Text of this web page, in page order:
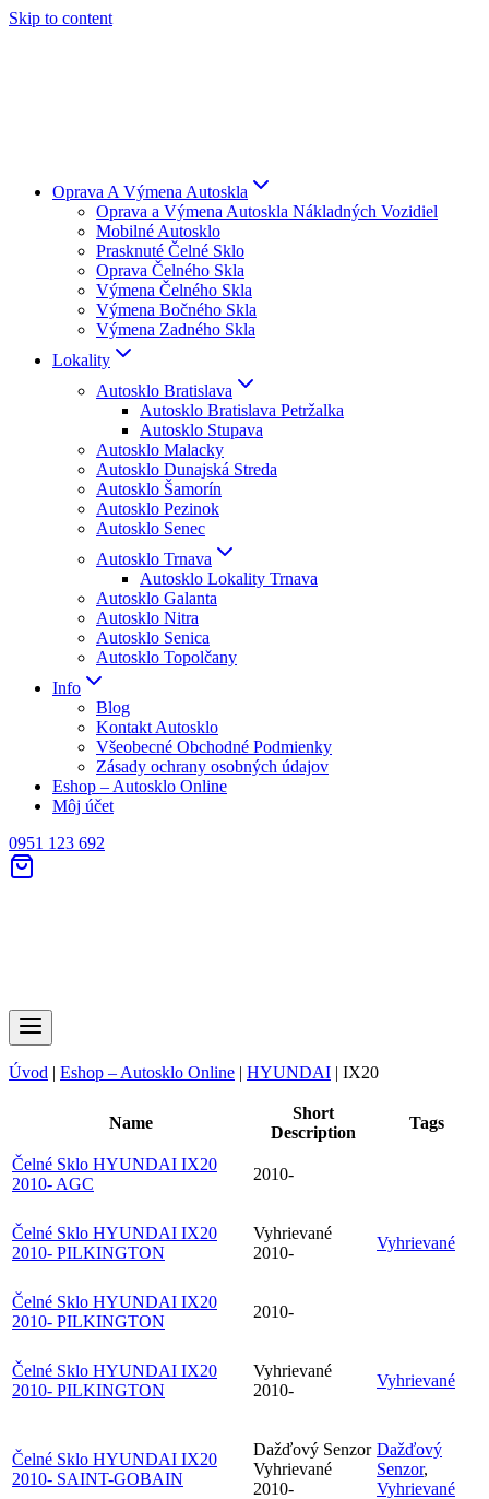
Skip to content
Oprava A Výmena Autoskla
Oprava a Výmena Autoskla Nákladných Vozidiel
Mobilné Autosklo
Prasknuté Čelné Sklo
Oprava Čelného Skla
Výmena Čelného Skla
Výmena Bočného Skla
Výmena Zadného Skla
Lokality
Autosklo Bratislava
Autosklo Bratislava Petržalka
Autosklo Stupava
Autosklo Malacky
Autosklo Dunajská Streda
Autosklo Šamorín
Autosklo Pezinok
Autosklo Senec
Autosklo Trnava
Autosklo Lokality Trnava
Autosklo Galanta
Autosklo Nitra
Autosklo Senica
Autosklo Topolčany
Info
Blog
Kontakt Autosklo
Všeobecné Obchodné Podmienky
Zásady ochrany osobných údajov
Eshop – Autosklo Online
Môj účet
0951 123 692
Úvod | Eshop – Autosklo Online | HYUNDAI | IX20
Name
Short
Description
Tags
Čelné Sklo HYUNDAI IX20
2010- AGC
2010-
Čelné Sklo HYUNDAI IX20
2010- PILKINGTON
Vyhrievané
2010-
Vyhrievané
Čelné Sklo HYUNDAI IX20
2010- PILKINGTON
2010-
Čelné Sklo HYUNDAI IX20
2010- PILKINGTON
Vyhrievané
2010-
Vyhrievané
Čelné Sklo HYUNDAI IX20
2010- SAINT-GOBAIN
Dažďový Senzor
Vyhrievané
2010-
Dažďový
Senzor,
Vyhrievané